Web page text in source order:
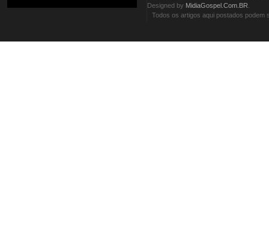
Designed by MidiaGospel.Com.BR
Todos os artigos aqui postados podem